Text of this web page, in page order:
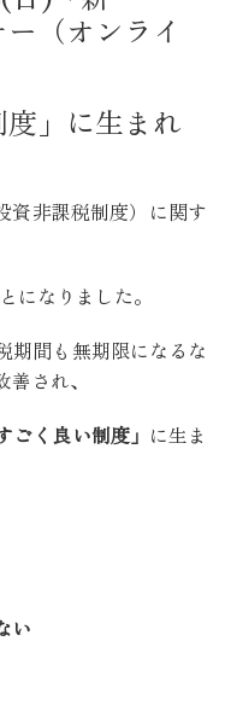
（オンライ
」に生まれ
非課税制度）に関す
になりました。
期間も無期限になるな
され、
ごく良い制度」 に生ま
い